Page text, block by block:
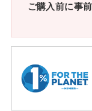
ご購入前に事